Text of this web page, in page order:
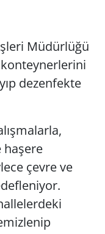
Müdürlüğü
dezenfekte
çevre ve